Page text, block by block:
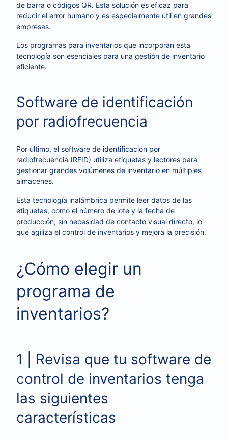
de barra o códigos QR. Esta solución es eficaz para
reducir el error humano y es especialmente útil en grandes
empresas.
Los programas para inventarios que incorporan esta
tecnología son esenciales para una gestión de inventario
eficiente.
Software de identificación
por radiofrecuencia
Por último, el software de identificación por
radiofrecuencia (RFID) utiliza etiquetas y lectores para
gestionar grandes volúmenes de inventario en múltiples
almacenes.
Esta tecnología inalámbrica permite leer datos de las
etiquetas, como el número de lote y la fecha de
producción, sin necesidad de contacto visual directo, lo
que agiliza el control de inventarios y mejora la precisión.
¿Cómo elegir un
programa de
inventarios?
1 | Revisa que tu software de
control de inventarios tenga
las siguientes
características